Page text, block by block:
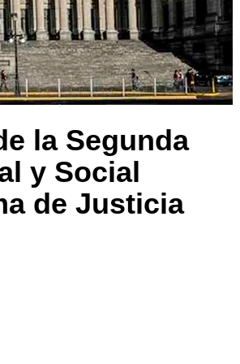
la Segunda
y Social
de Justicia